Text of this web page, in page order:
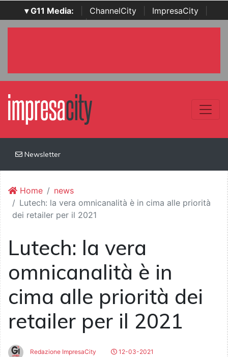
▾ G11 Media: ChannelCity ImpresaCity
SecurityOpenLab | Italian Channel Awards | Italian
Newsletter
Home
news
Lutech: la vera omnicanalità è in cima alle priorità
dei retailer per il 2021
Lutech: la vera
omnicanalità è in
cima alle priorità dei
retailer per il 2021
Redazione ImpresaCity
12-03-2021